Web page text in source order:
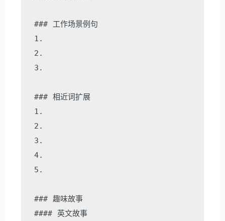
### 工作场景例句
1.
2.
3.
### 相近词扩展
1.
2.
3.
4.
5.
### 趣味故事
#### 英文故事